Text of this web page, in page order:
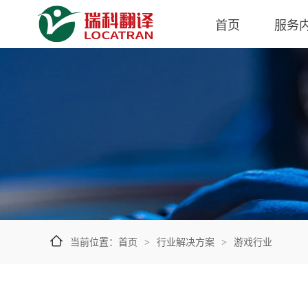
让语言、世界观和玩法共同抵达本
首页 服务
当前位置： 首页 > 行业解决方案 > 游戏行业